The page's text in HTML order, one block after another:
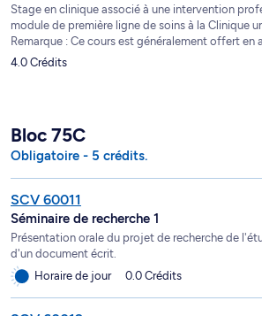
Stage en clinique associé à une intervention
module de première ligne de soins à la Clinique
Remarque : Ce cours est généralement offert en
4.0 Crédits
Bloc 75C
Obligatoire - 5 crédits.
SCV 60011
Séminaire de recherche 1
Présentation orale du projet de recherche de
d'un document écrit.
Horaire de jour
0.0 Crédits